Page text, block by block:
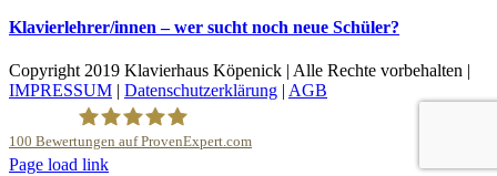
Klavierlehrer/innen – wer sucht noch neue Schüler?
Copyright 2019 Klavierhaus Köpenick | Alle Rechte vorbehalten |
IMPRESSUM | Datenschutzerklärung | AGB
100 Bewertungen auf ProvenExpert.com
YouTube
Page load link